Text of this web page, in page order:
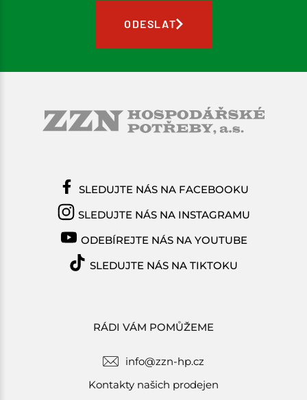
ODESLAT
RÁDI VÁM POMŮŽEME
info@zzn-hp.cz
Kontakty našich prodejen
SLEDUJTE NÁS NA FACEBOOKU
SLEDUJTE NÁS NA INSTAGRAMU
ODEBÍREJTE NÁS NA YOUTUBE
SLEDUJTE NÁS NA TIKTOKU